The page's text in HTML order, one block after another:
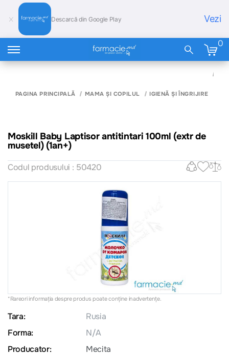
Descarcă din Google Play Vezi
0
PAGINA PRINCIPALĂ MAMA ȘI COPILUL IGIENĂ ȘI ÎNGRIJIRE
Moskill Baby Laptisor antitintari 100ml (extr de
musetel) (1an+)
Codul produsului : 50420
*Rareori informația despre produs poate conţine inadvertenţe.
Tara:
Rusia
Forma:
N/A
Producator:
Mecita